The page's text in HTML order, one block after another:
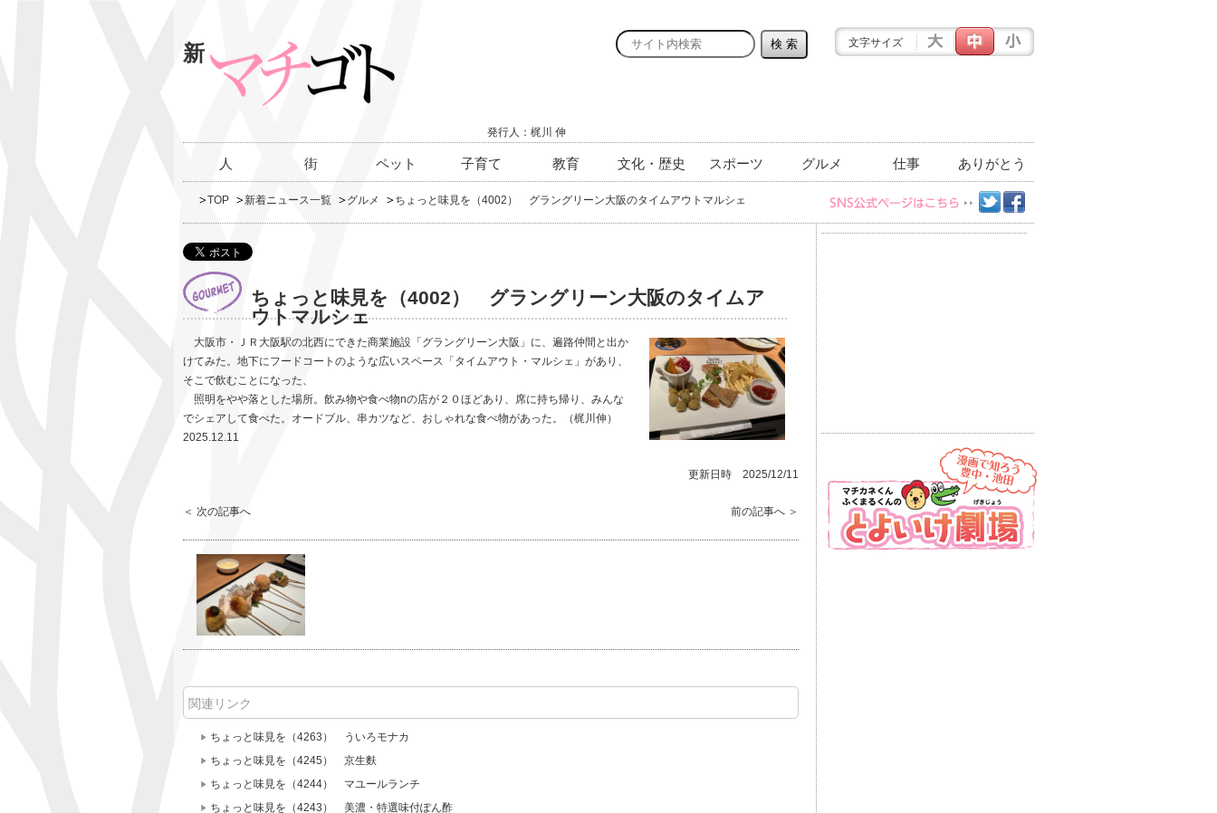
新
発行人：梶川 伸
文字サイズ
人 街 ペット 子育て 教育 文化・歴史 スポーツ グルメ 仕事 ありがとう
TOP 新着ニュース一覧 グルメ ちょっと味見を（4002） グラングリーン大阪のタイムアウトマルシェ
ちょっと味見を（4002） グラングリーン大阪のタイムア
ウトマルシェ
大阪市・ＪＲ大阪駅の北西にできた商業施設「グラングリーン大阪」に、遍路仲間と出か
けてみた。地下にフードコートのような広いスペース「タイムアウト・マルシェ」があり、
そこで飲むことになった、
照明をやや落とした場所。飲み物や食べ物nの店が２０ほどあり、席に持ち帰り、みんな
でシェアして食べた。オードブル、串カツなど、おしゃれな食べ物があった。（梶川伸）
2025.12.11
更新日時 2025/12/11
前の記事へ ＞
＜ 次の記事へ
関連リンク
ちょっと味見を（4263） ういろモナカ
ちょっと味見を（4245） 京生麩
ちょっと味見を（4244） マユールランチ
ちょっと味見を（4243） 美濃・特選味付ぽん酢